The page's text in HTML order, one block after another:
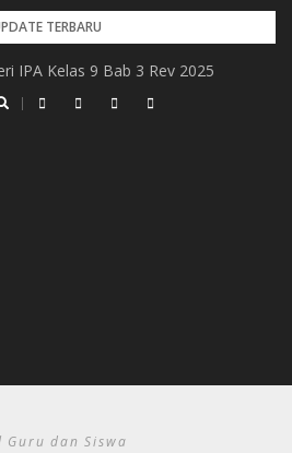
TERBARU
IPA Kelas 9 Bab 3 Rev 2025
Guru dan Siswa